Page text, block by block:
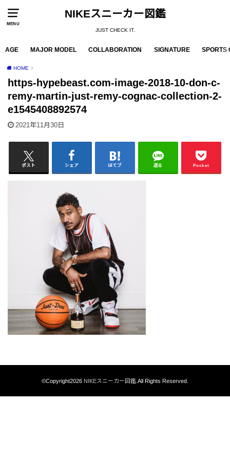
MENU
NIKEスニーカー図鑑
JUST CHECK IT.
AGE MAJOR MODEL COLLABORATION SIGNATURE SPORTS
HOME
https-hypebeast.com-image-2018-10-don-c-
remy-martin-just-remy-cognac-collection-2-
e1545408892574
2021年11月30日
ポスト シェア はてブ 送る Pocket
©Copyright2026 NIKEスニーカー図鑑.All Rights Reserved.